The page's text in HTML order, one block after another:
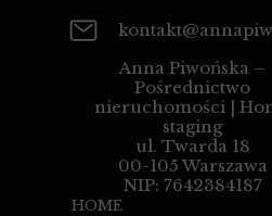
Anna Piwońska –
Pośrednictwo
nieruchomości |
staging
ul. Twarda 18
00-105 Warszawa
NIP: 7642384187
HOME